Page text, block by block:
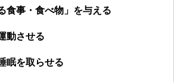
食事・食べ物」を与える
動させる
眠を取らせる